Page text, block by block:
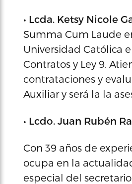
• Lcda. Ketsy Nicole
Summa Cum Laude
Universidad Católica
Contratos y Ley 9.
contrataciones y
Auxiliar y será la la
• Lcdo. Juan Rubén
Con 39 años de
ocupa en la
especial del